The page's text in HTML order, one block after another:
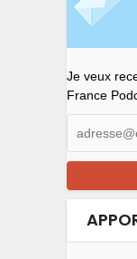
Je veux
France